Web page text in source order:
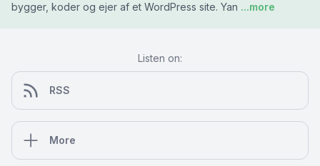
bygger, koder og ejer af et WordPress site. Yan ...more
Listen on:
RSS
More